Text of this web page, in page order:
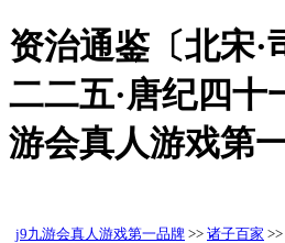
资治通鉴〔北宋·
二二五·唐纪四
游会真人游戏第
j9九游会真人游戏第一品牌 >> 诸子百家 >>